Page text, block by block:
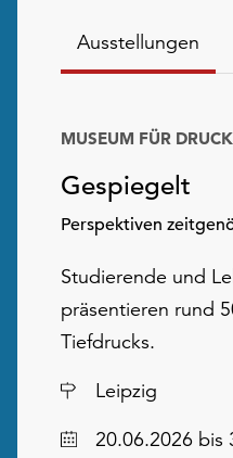
Ausstellungen
Gespiegelt
Perspektiven
MUSEUM FÜR
Studierende und
präsentieren rund
Tiefdrucks.
Ort
Leipzig
Datum20.06.2026 bis